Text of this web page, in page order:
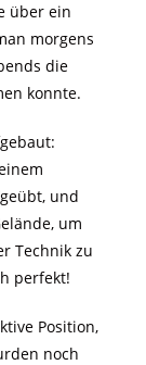
über ein
morgens
die
konnte.
und
um
Technik zu
perfekt!
Position,
noch